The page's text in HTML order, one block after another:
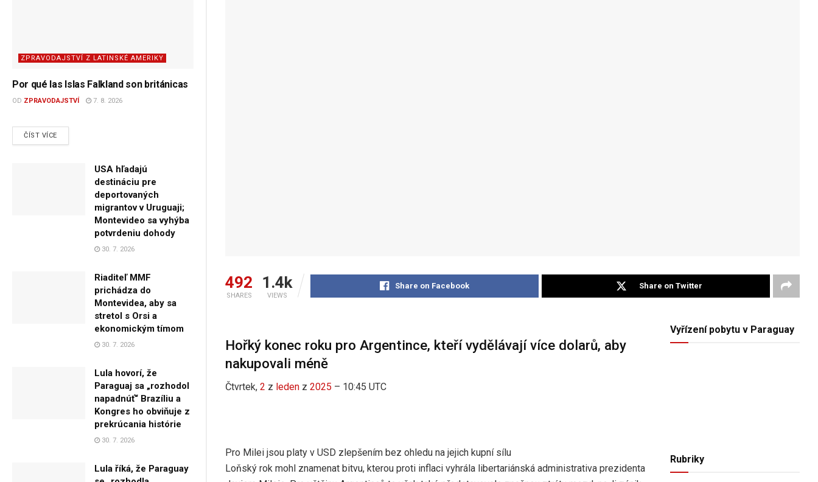
ZPRAVODAJSTVÍ Z LATINSKÉ AMERIKY
Por qué las Islas Falkland son británicas
OD ZPRAVODAJSTVÍ 7. 8. 2026
ČÍST VÍCEDETAILS
USA hľadajú
destináciu pre
deportovaných
migrantov v Uruguaji;
Montevideo sa vyhýba
potvrdeniu dohody
30. 7. 2026
Riaditeľ MMF
prichádza do
Montevidea, aby sa
stretol s Orsi a
ekonomickým tímom
30. 7. 2026
Lula hovorí, že
Paraguaj sa „rozhodol
napadnúť“ Brazíliu a
Kongres ho obviňuje z
prekrúcania histórie
30. 7. 2026
Lula říká, že Paraguay
492
SHARES
1.4k
VIEWS
Share on Facebook Share on Twitter
Hořký konec roku pro Argentince, kteří vydělávají více dolarů, aby
nakupovali méně
Čtvrtek, 2 z leden z 2025 – 10:45 UTC
Pro Milei jsou platy v USD zlepšením bez ohledu na jejich kupní sílu
Loňský rok mohl znamenat bitvu, kterou proti inflaci vyhrála libertariánská administrativa prezidenta
Vyřízení pobytu v Paraguay
Rubriky